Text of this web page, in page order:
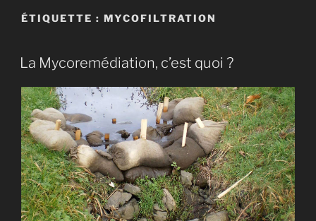
ÉTIQUETTE : MYCOFILTRATION
La Mycoremédiation, c’est quoi ?